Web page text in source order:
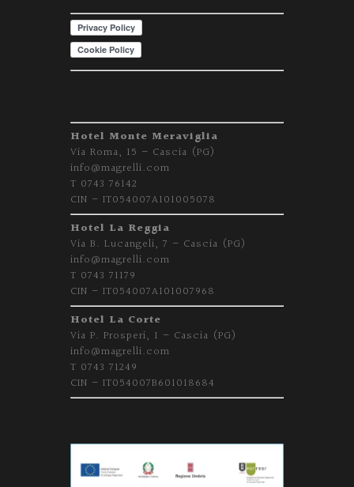
Hotel Monte Meraviglia
Via Roma, 15 – Cascia (PG)
info@magrelli.com
T 0743 76142
CIN – IT054007A101005078
Hotel La Reggia
Via B. Lucangeli, 7 – Cascia (PG)
info@magrelli.com
T 0743 71179
CIN – IT054007A101007968
Hotel La Corte
Via P. Prosperi, 1 – Cascia (PG)
info@magrelli.com
T 0743 71249
CIN – IT054007B601018684